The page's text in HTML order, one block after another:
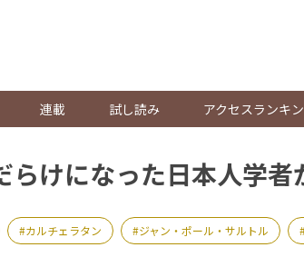
連載 試し読み アクセスランキ
らけになった日本人学者
カルチェラタン ジャン・ポール・サルトル